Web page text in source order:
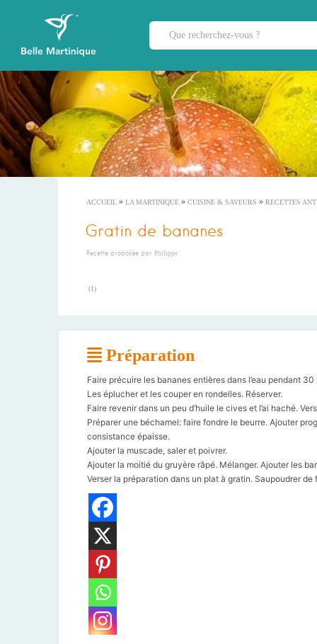
ACCUEIL » LA MARTINIQUE » CUISINE & SAVEURS » RECETTES
Gratin de bananes
Recette proposée par Philippe
(1)
Préparation
Faire précuire les bananes entières dans l’eau pendant 30
Les éplucher et les couper en rondelles. Réserver.
Faire revenir dans un peu d’huile le cives et l’ai haché.
Préparer une béchamel: faire fondre le beurre. Ajouter
consistance épaisse.
Ajouter la muscade, saler et poivrer.
Ajouter la moitié du gruyère râpé. Mélanger. Ajouter les
Verser la préparation dans un plat à gratin. Saupoudrer de